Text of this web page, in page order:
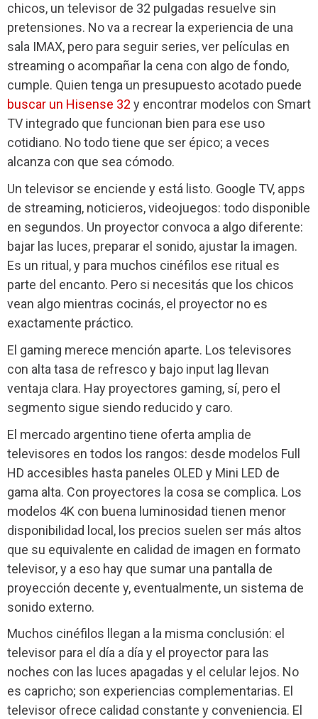
chicos, un televisor de 32 pulgadas resuelve sin
pretensiones. No va a recrear la experiencia de una
sala IMAX, pero para seguir series, ver películas en
streaming o acompañar la cena con algo de fondo,
cumple. Quien tenga un presupuesto acotado puede
buscar un Hisense 32 y encontrar modelos con Smart
TV integrado que funcionan bien para ese uso
cotidiano. No todo tiene que ser épico; a veces
alcanza con que sea cómodo.
Un televisor se enciende y está listo. Google TV, apps
de streaming, noticieros, videojuegos: todo disponible
en segundos. Un proyector convoca a algo diferente:
bajar las luces, preparar el sonido, ajustar la imagen.
Es un ritual, y para muchos cinéfilos ese ritual es
parte del encanto. Pero si necesitás que los chicos
vean algo mientras cocinás, el proyector no es
exactamente práctico.
El gaming merece mención aparte. Los televisores
con alta tasa de refresco y bajo input lag llevan
ventaja clara. Hay proyectores gaming, sí, pero el
segmento sigue siendo reducido y caro.
El mercado argentino tiene oferta amplia de
televisores en todos los rangos: desde modelos Full
HD accesibles hasta paneles OLED y Mini LED de
gama alta. Con proyectores la cosa se complica. Los
modelos 4K con buena luminosidad tienen menor
disponibilidad local, los precios suelen ser más altos
que su equivalente en calidad de imagen en formato
televisor, y a eso hay que sumar una pantalla de
proyección decente y, eventualmente, un sistema de
sonido externo.
Muchos cinéfilos llegan a la misma conclusión: el
televisor para el día a día y el proyector para las
noches con las luces apagadas y el celular lejos. No
es capricho; son experiencias complementarias. El
televisor ofrece calidad constante y conveniencia. El